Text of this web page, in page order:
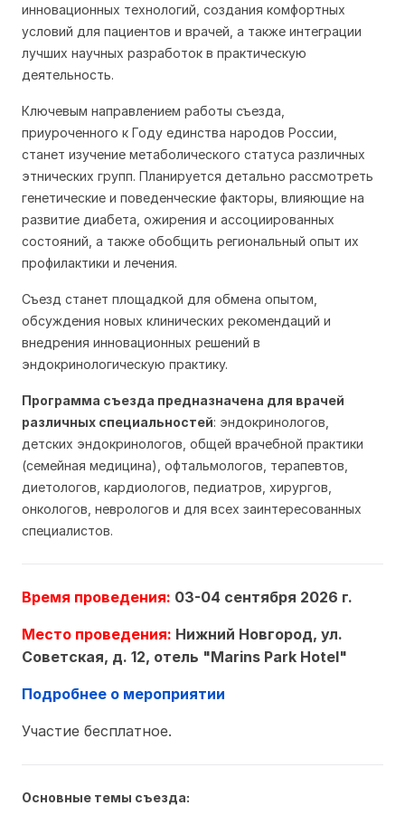
инновационных технологий, создания комфортных
условий для пациентов и врачей, а также интеграции
лучших научных разработок в практическую
деятельность.
Ключевым направлением работы съезда,
приуроченного к Году единства народов России,
станет изучение метаболического статуса различных
этнических групп. Планируется детально рассмотреть
генетические и поведенческие факторы, влияющие на
развитие диабета, ожирения и ассоциированных
состояний, а также обобщить региональный опыт их
профилактики и лечения.
Съезд станет площадкой для обмена опытом,
обсуждения новых клинических рекомендаций и
внедрения инновационных решений в
эндокринологическую практику.
Программа съезда предназначена для врачей
различных специальностей: эндокринологов,
детских эндокринологов, общей врачебной практики
(семейная медицина), офтальмологов, терапевтов,
диетологов, кардиологов, педиатров, хирургов,
онкологов, неврологов и для всех заинтересованных
специалистов.
Время проведения: 03-04 сентября 2026 г.
Место проведения: Нижний Новгород, ул.
Советская, д. 12, отель "Marins Park Hotel"
Подробнее о мероприятии
Участие бесплатное.
Основные темы съезда: